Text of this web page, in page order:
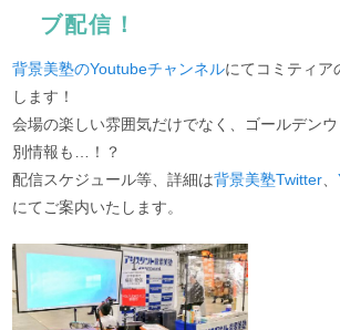
ブ配信！
背景美塾のYoutubeチャンネルにてコミティア
します！
会場の楽しい雰囲気だけでなく、ゴールデン
別情報も…！？
配信スケジュール等、詳細は背景美塾Twitter 、
にてご案内いたします。